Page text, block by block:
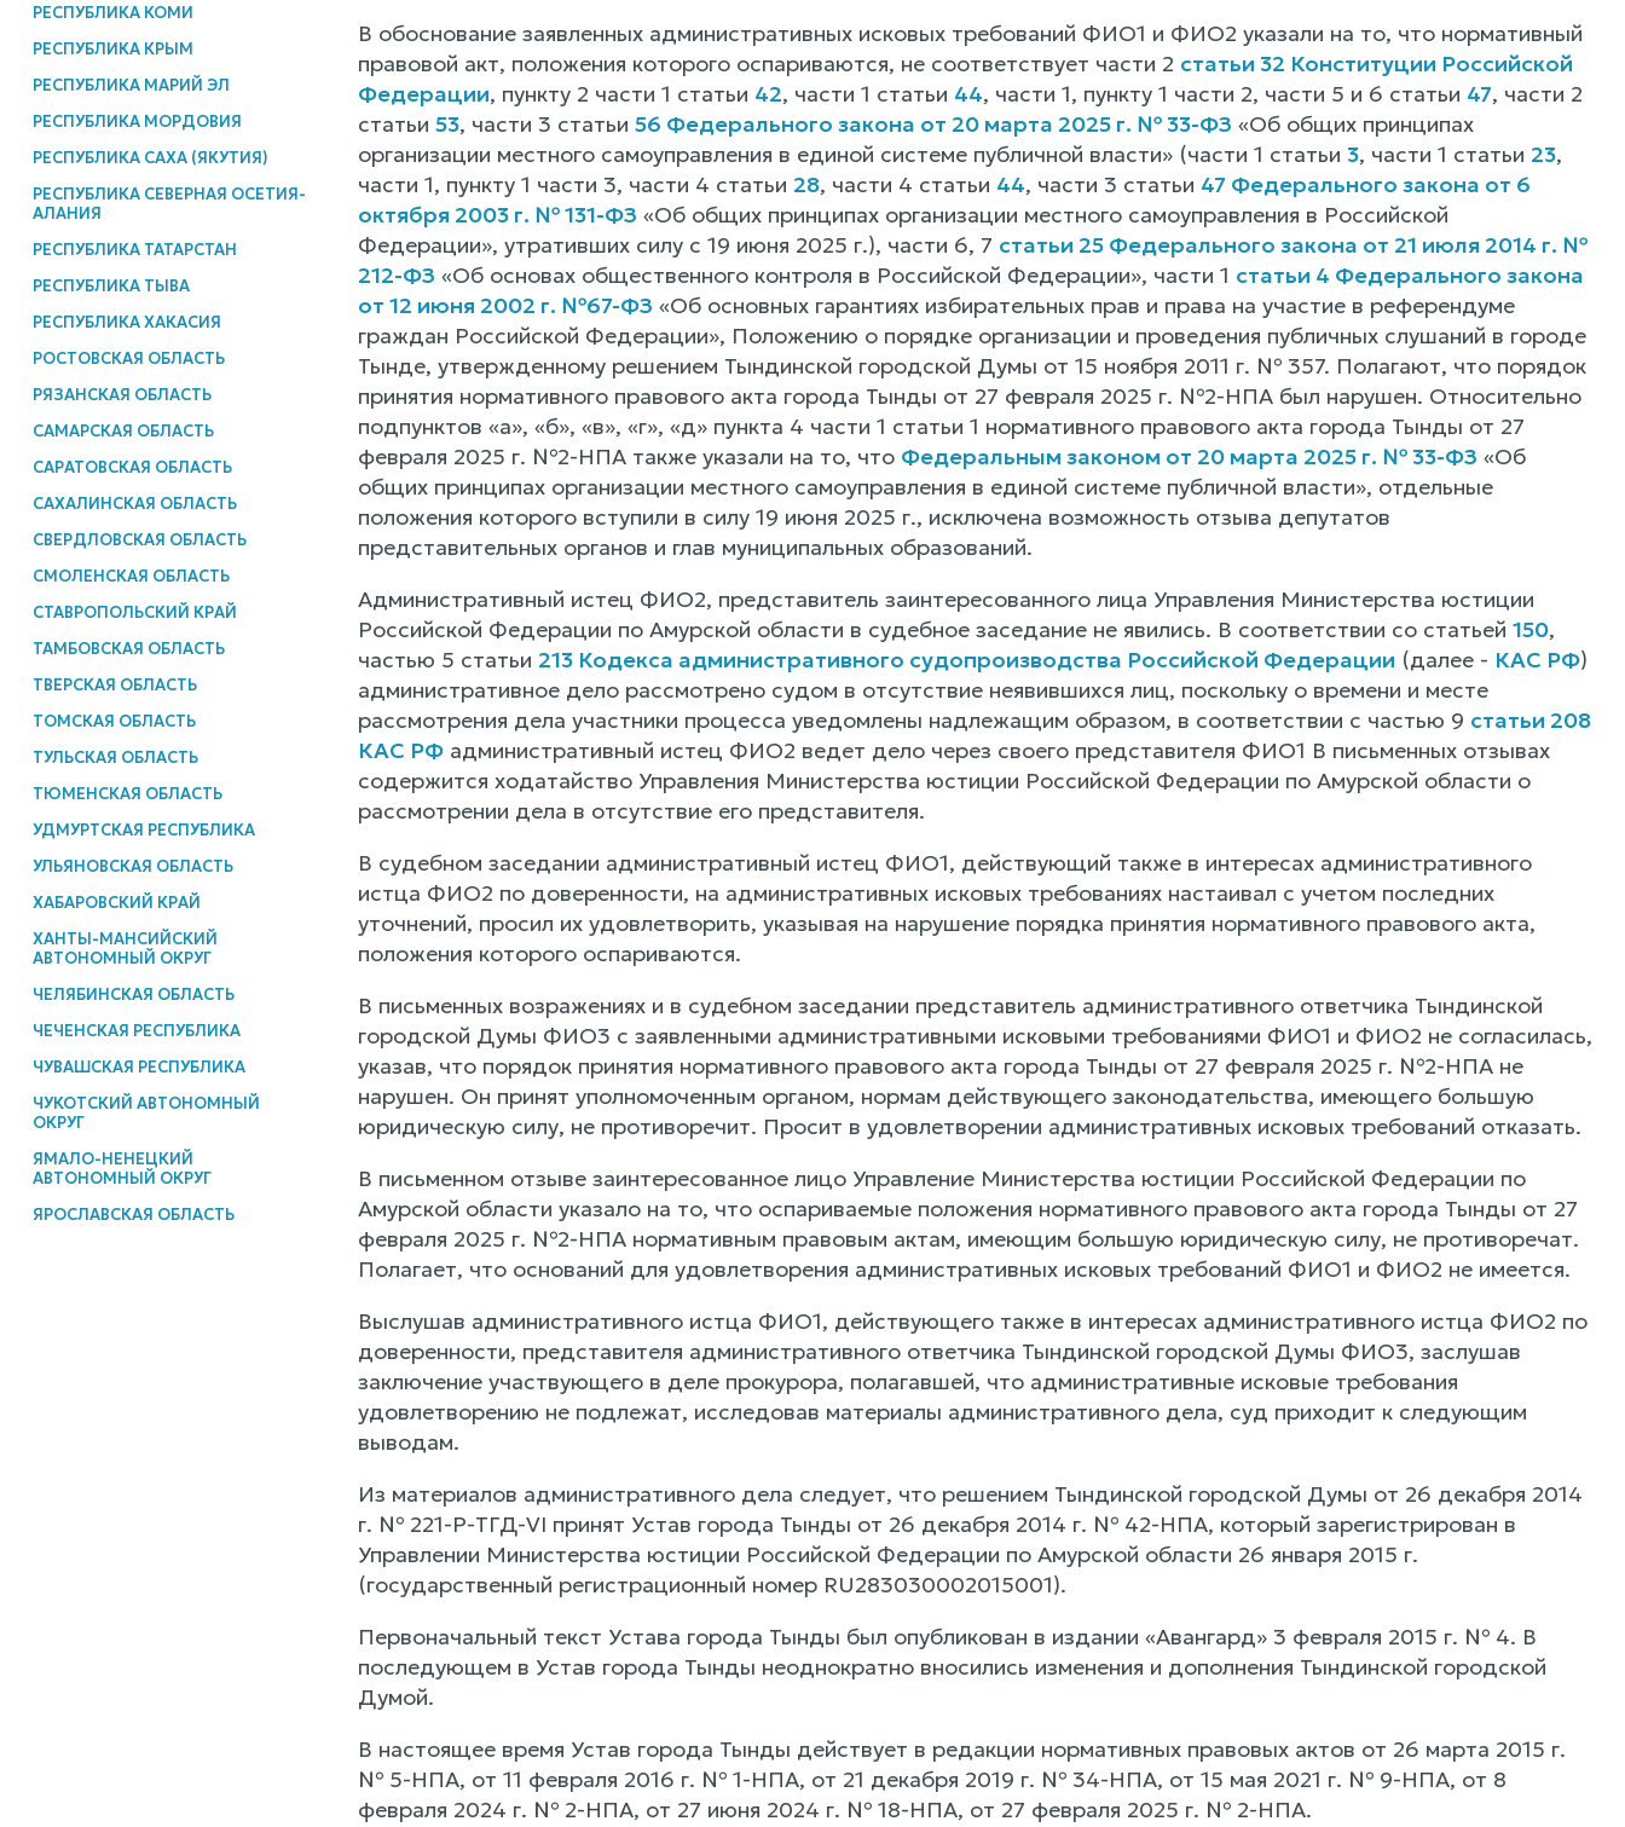
РЕСПУБЛИКА КОМИ
РЕСПУБЛИКА КРЫМ
РЕСПУБЛИКА МАРИЙ ЭЛ
РЕСПУБЛИКА МОРДОВИЯ
РЕСПУБЛИКА САХА (ЯКУТИЯ)
РЕСПУБЛИКА СЕВЕРНАЯ ОСЕТИЯ-
АЛАНИЯ
РЕСПУБЛИКА ТАТАРСТАН
РЕСПУБЛИКА ТЫВА
РЕСПУБЛИКА ХАКАСИЯ
РОСТОВСКАЯ ОБЛАСТЬ
РЯЗАНСКАЯ ОБЛАСТЬ
САМАРСКАЯ ОБЛАСТЬ
САРАТОВСКАЯ ОБЛАСТЬ
САХАЛИНСКАЯ ОБЛАСТЬ
СВЕРДЛОВСКАЯ ОБЛАСТЬ
СМОЛЕНСКАЯ ОБЛАСТЬ
СТАВРОПОЛЬСКИЙ КРАЙ
ТАМБОВСКАЯ ОБЛАСТЬ
ТВЕРСКАЯ ОБЛАСТЬ
ТОМСКАЯ ОБЛАСТЬ
ТУЛЬСКАЯ ОБЛАСТЬ
ТЮМЕНСКАЯ ОБЛАСТЬ
УДМУРТСКАЯ РЕСПУБЛИКА
УЛЬЯНОВСКАЯ ОБЛАСТЬ
ХАБАРОВСКИЙ КРАЙ
ХАНТЫ-МАНСИЙСКИЙ
АВТОНОМНЫЙ ОКРУГ
ЧЕЛЯБИНСКАЯ ОБЛАСТЬ
ЧЕЧЕНСКАЯ РЕСПУБЛИКА
ЧУВАШСКАЯ РЕСПУБЛИКА
ЧУКОТСКИЙ АВТОНОМНЫЙ
ОКРУГ
ЯМАЛО-НЕНЕЦКИЙ
АВТОНОМНЫЙ ОКРУГ
ЯРОСЛАВСКАЯ ОБЛАСТЬ
В обоснование заявленных административных исковых требований ФИО1 и ФИО2 указали на то, что нормативный
правовой акт, положения которого оспариваются, не соответствует части 2 статьи 32 Конституции Российской
Федерации, пункту 2 части 1 статьи 42, части 1 статьи 44, части 1, пункту 1 части 2, части 5 и 6 статьи 47, части 2
статьи 53, части 3 статьи 56 Федерального закона от 20 марта 2025 г. № 33-ФЗ «Об общих принципах
организации местного самоуправления в единой системе публичной власти» (части 1 статьи 3, части 1 статьи 23,
части 1, пункту 1 части 3, части 4 статьи 28, части 4 статьи 44, части 3 статьи 47 Федерального закона от 6
октября 2003 г. № 131-ФЗ «Об общих принципах организации местного самоуправления в Российской
Федерации», утративших силу c 19 июня 2025 г.), части 6, 7 статьи 25 Федерального закона от 21 июля 2014 г. №
212-ФЗ «Об основах общественного контроля в Российской Федерации», части 1 статьи 4 Федерального закона
от 12 июня 2002 г. №67-ФЗ «Об основных гарантиях избирательных прав и права на участие в референдуме
граждан Российской Федерации», Положению о порядке организации и проведения публичных слушаний в городе
Тынде, утвержденному решением Тындинской городской Думы от 15 ноября 2011 г. № 357. Полагают, что порядок
принятия нормативного правового акта города Тынды от 27 февраля 2025 г. №2-НПА был нарушен. Относительно
подпунктов «а», «б», «в», «г», «д» пункта 4 части 1 статьи 1 нормативного правового акта города Тынды от 27
февраля 2025 г. №2-НПА также указали на то, что Федеральным законом от 20 марта 2025 г. № 33-ФЗ «Об
общих принципах организации местного самоуправления в единой системе публичной власти», отдельные
положения которого вступили в силу 19 июня 2025 г., исключена возможность отзыва депутатов
представительных органов и глав муниципальных образований.
Административный истец ФИО2, представитель заинтересованного лица Управления Министерства юстиции
Российской Федерации по Амурской области в судебное заседание не явились. В соответствии со статьей 150,
частью 5 статьи 213 Кодекса административного судопроизводства Российской Федерации (далее - КАС РФ)
административное дело рассмотрено судом в отсутствие неявившихся лиц, поскольку о времени и месте
рассмотрения дела участники процесса уведомлены надлежащим образом, в соответствии с частью 9 статьи 208
КАС РФадминистративный истец ФИО2 ведет дело через своего представителя ФИО1 В письменных отзывах
содержится ходатайство Управления Министерства юстиции Российской Федерации по Амурской области о
рассмотрении дела в отсутствие его представителя.
В судебном заседании административный истец ФИО1, действующий также в интересах административного
истца ФИО2 по доверенности, на административных исковых требованиях настаивал с учетом последних
уточнений, просил их удовлетворить, указывая на нарушение порядка принятия нормативного правового акта,
положения которого оспариваются.
В письменных возражениях и в судебном заседании представитель административного ответчика Тындинской
городской Думы ФИО3 с заявленными административными исковыми требованиями ФИО1 и ФИО2 не согласилась,
указав, что порядок принятия нормативного правового акта города Тынды от 27 февраля 2025 г. №2-НПА не
нарушен. Он принят уполномоченным органом, нормам действующего законодательства, имеющего большую
юридическую силу, не противоречит. Просит в удовлетворении административных исковых требований отказать.
В письменном отзыве заинтересованное лицо Управление Министерства юстиции Российской Федерации по
Амурской области указало на то, что оспариваемые положения нормативного правового акта города Тынды от 27
февраля 2025 г. №2-НПА нормативным правовым актам, имеющим большую юридическую силу, не противоречат.
Полагает, что оснований для удовлетворения административных исковых требований ФИО1 и ФИО2 не имеется.
Выслушав административного истца ФИО1, действующего также в интересах административного истца ФИО2 по
доверенности, представителя административного ответчика Тындинской городской Думы ФИО3, заслушав
заключение участвующего в деле прокурора, полагавшей, что административные исковые требования
удовлетворению не подлежат, исследовав материалы административного дела, суд приходит к следующим
выводам.
Из материалов административного дела следует, что решением Тындинской городской Думы от 26 декабря 2014
г. № 221-Р-ТГД-VI принят Устав города Тынды от 26 декабря 2014 г. № 42-НПА, который зарегистрирован в
Управлении Министерства юстиции Российской Федерации по Амурской области 26 января 2015 г.
(государственный регистрационный номер RU283030002015001).
Первоначальный текст Устава города Тынды был опубликован в издании «Авангард» 3 февраля 2015 г. № 4. В
последующем в Устав города Тынды неоднократно вносились изменения и дополнения Тындинской городской
Думой.
В настоящее время Устав города Тынды действует в редакции нормативных правовых актов от 26 марта 2015 г.
№ 5-НПА, от 11 февраля 2016 г. № 1-НПА, от 21 декабря 2019 г. № 34-НПА, от 15 мая 2021 г. № 9-НПА, от 8
февраля 2024 г. № 2-НПА, от 27 июня 2024 г. № 18-НПА, от 27 февраля 2025 г. № 2-НПА.